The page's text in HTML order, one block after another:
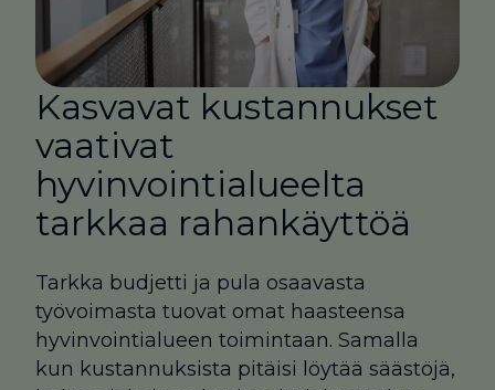
Kasvavat kustannukset
vaativat
hyvinvointialueelta
tarkkaa rahankäyttöä
Tarkka budjetti ja pula osaavasta
työvoimasta tuovat omat haasteensa
hyvinvointialueen toimintaan. Samalla
kun kustannuksista pitäisi löytää säästöjä,